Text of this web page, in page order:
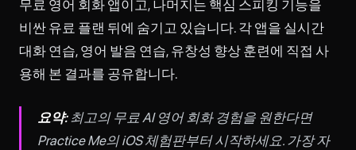
무료 영어 회화 앱이고, 나머지는 핵심 스피킹 기능을
비싼 유료 플랜 뒤에 숨기고 있습니다. 각 앱을 실시간
대화 연습, 영어 발음 연습, 유창성 향상 훈련에 직접 사
용해 본 결과를 공유합니다.
요약:최고의 무료 AI 영어 회화 경험을 원한다면
Practice Me의 iOS 체험판부터 시작하세요. 가장 자